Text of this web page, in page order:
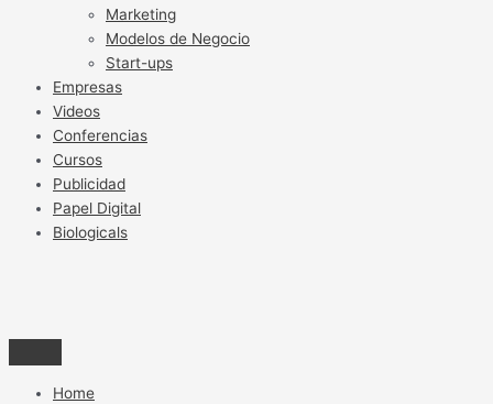
Marketing
Modelos de Negocio
Start-ups
Empresas
Videos
Conferencias
Cursos
Publicidad
Papel Digital
Biologicals
Home